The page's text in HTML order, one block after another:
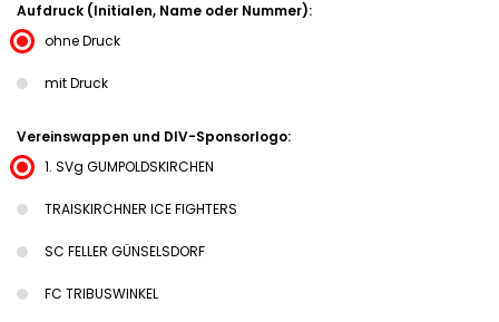
Aufdruck (Initialen, Name oder Nummer):
ohne Druck
mit Druck
Vereinswappen und DIV-Sponsorlogo:
1. SVg GUMPOLDSKIRCHEN
TRAISKIRCHNER ICE FIGHTERS
SC FELLER GÜNSELSDORF
FC TRIBUSWINKEL